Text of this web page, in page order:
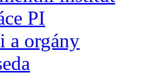
PI
a orgány